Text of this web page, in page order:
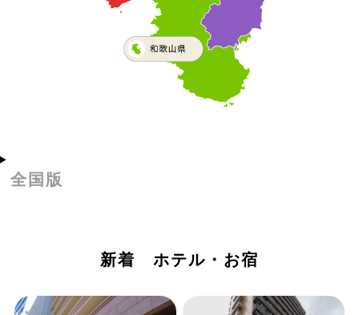
全国版
新着 ホテル・お宿